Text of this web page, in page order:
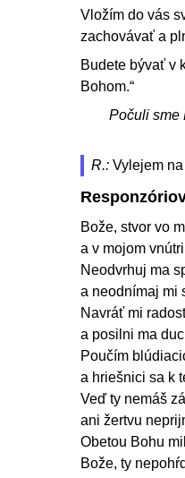
Vložím do vás
zachovávať a
Budete bývať v
Bohom.“
Počuli sme
R.: Vylejem
Bože, stvor vo
a v mojom
Neodvrhuj ma
a neodnímaj mi
Navráť mi
a posilni ma
Poučím
a hriešnici sa k
Veď ty nemáš
ani žertvu
Obetou Bohu
Bože, ty